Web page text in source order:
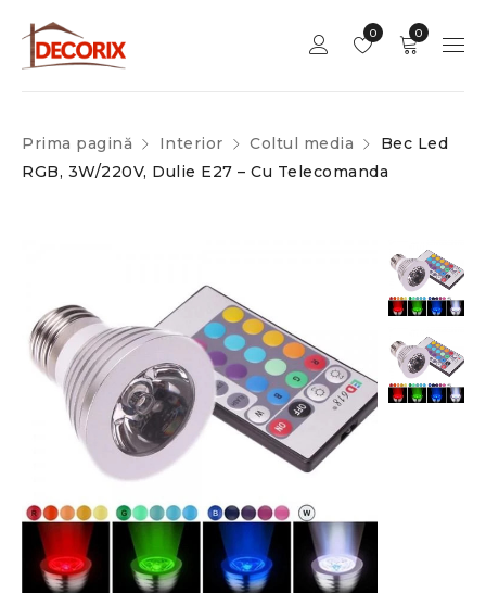
0
0
Prima pagină Interior Coltul media
Bec Led
RGB, 3W/220V, Dulie E27 – Cu Telecomanda